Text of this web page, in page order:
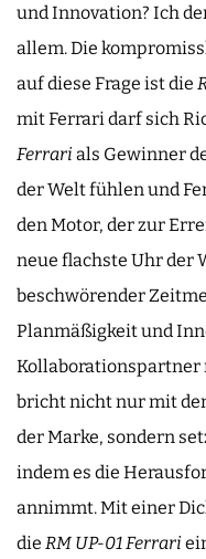
und Innovation? Ich
allem. Die
auf diese Frage ist die
mit Ferrari darf sich
Ferrarials Gewinner
der Welt fühlen und
den Motor, der zur
neue flachste Uhr der
beschwörender
Planmäßigkeit und
Kollaborationspartner
bricht nicht nur mit
der Marke, sondern
indem es die
annimmt. Mit einer
die RM UP-01Ferrari